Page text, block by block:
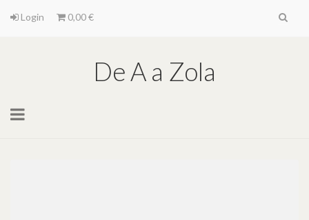
Login 0,00 €
De A a Zola
Toggle